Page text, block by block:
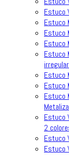
Estuco
Estuco
Estuco
Estuco
Estuco
Estuco
Estuco
Estuco
Estuco
2
Estuco
Estuco